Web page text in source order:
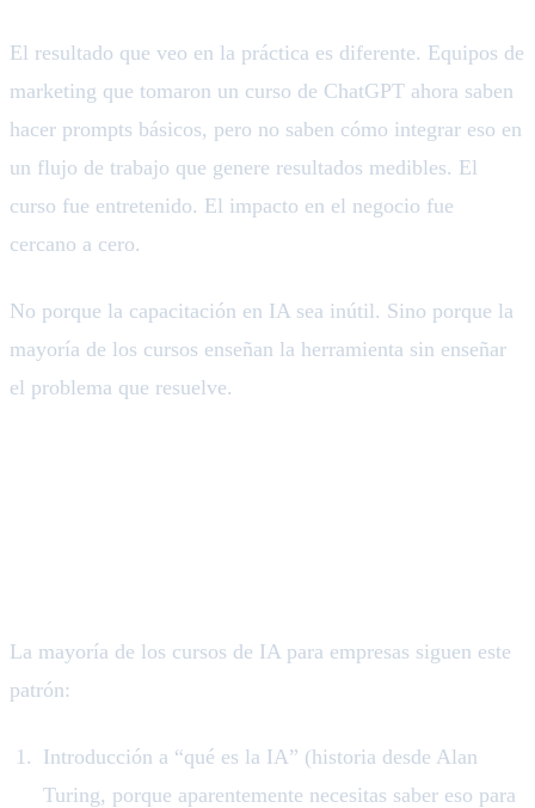
El resultado que veo en la práctica es diferente. Equipos de
marketing que tomaron un curso de ChatGPT ahora saben
hacer prompts básicos, pero no saben cómo integrar eso en
un flujo de trabajo que genere resultados medibles. El
curso fue entretenido. El impacto en el negocio fue
cercano a cero.
No porque la capacitación en IA sea inútil. Sino porque la
mayoría de los cursos enseñan la herramienta sin enseñar
el problema que resuelve.
La mayoría de los cursos de IA para empresas siguen este
patrón:
Introducción a “qué es la IA” (historia desde Alan
Turing, porque aparentemente necesitas saber eso para